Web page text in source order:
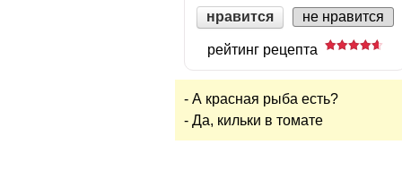
нравится не нравится
рейтинг рецепта
- А красная рыба есть?
- Да, кильки в томате